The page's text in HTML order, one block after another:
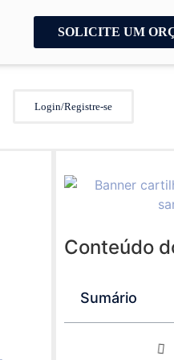
SOLICITE UM
Login/Registre-se
Conteúdo
Sumário